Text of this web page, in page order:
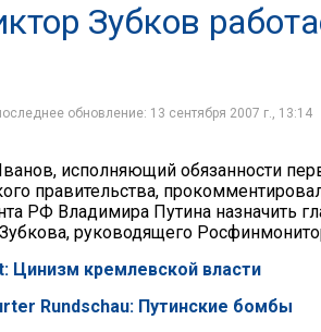
Зубков
обновление: 13 сентября 2007 г., 13:14
исполняющий обязанности
правительства,
РФ Владимира Путина назначить
руководящего
Цинизм кремлевской власти
Rundschau: Путинские бомбы